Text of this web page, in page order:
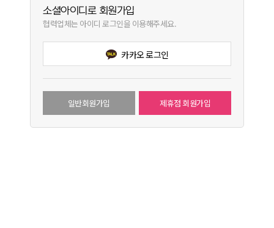
소셜아이디로 회원가입
협력업체는 아이디 로그인을 이용해주세요.
카카오 로그인
일반회원가입 제휴점 회원가입